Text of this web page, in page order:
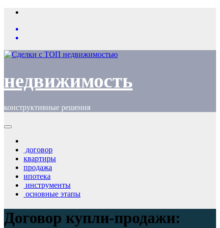
Перейти
содержимому
недвижимость
конструктивные решения
договор
квартиры
продажа
ипотека
инструменты
основные этапы
Договор купли-продажи: